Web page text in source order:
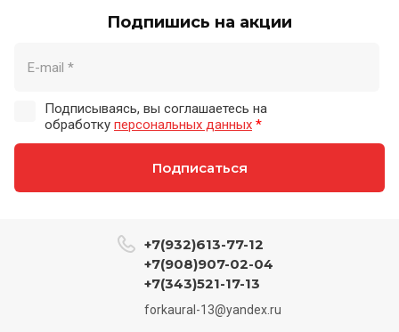
Подпишись на акции
Подписываясь, вы соглашаетесь на
обработку персональных данных *
Подписаться
+7(932)613-77-12
+7(908)907-02-04
+7(343)521-17-13
forkaural-13@yandex.ru